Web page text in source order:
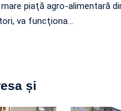
piaţă agro-alimentară
va funcţiona…
și